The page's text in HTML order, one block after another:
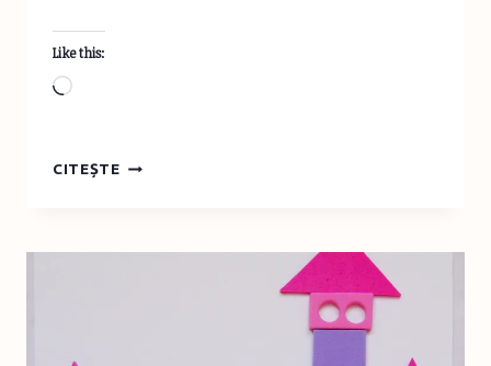
Like this:
Loading…
CITEȘTESĂPTĂMÂNA
–